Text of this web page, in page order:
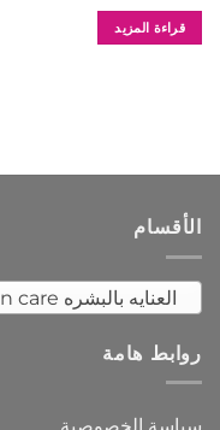
قراءة المزيد
الأقسام
العنايه بالبشره Skin care
روابط هامة